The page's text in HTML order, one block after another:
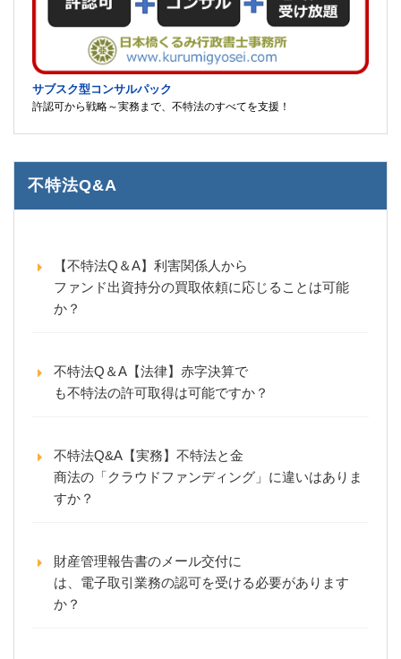
サブスク型コンサルパック
許認可から戦略～実務まで、不特法のすべてを支援！
不特法Q&A
【不特法Q＆A】利害関係人から
ファンド出資持分の買取依頼に応じることは可能
か？
不特法Q＆A【法律】赤字決算で
も不特法の許可取得は可能ですか？
不特法Q&A【実務】不特法と金
商法の「クラウドファンディング」に違いはありま
すか？
財産管理報告書のメール交付に
は、電子取引業務の認可を受ける必要があります
か？